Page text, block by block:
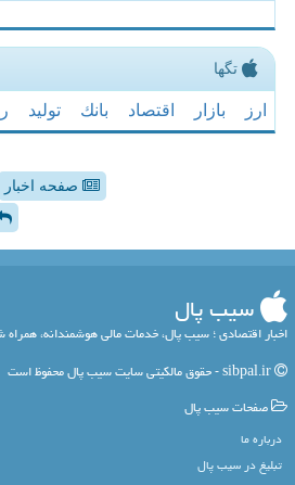
تگها
ارز بازار اقتصاد بانك تولید
صفحه اخبار
سیب پال
اخبار اقتصادی ؛ سیب پال، خدمات مالی هوشمندانه، همراه
صفحات سیب پال
درباره ما
تبلیغ در سیب پال